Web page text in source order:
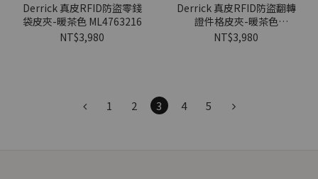
Derrick 真皮RFID防盜零錢
袋皮夾-暖茶色 ML4763216
NT$3,980
Derrick 真皮RFID防盜翻轉
證件格皮夾-暖茶色
ML4762216
NT$3,980
1 2 3 4 5